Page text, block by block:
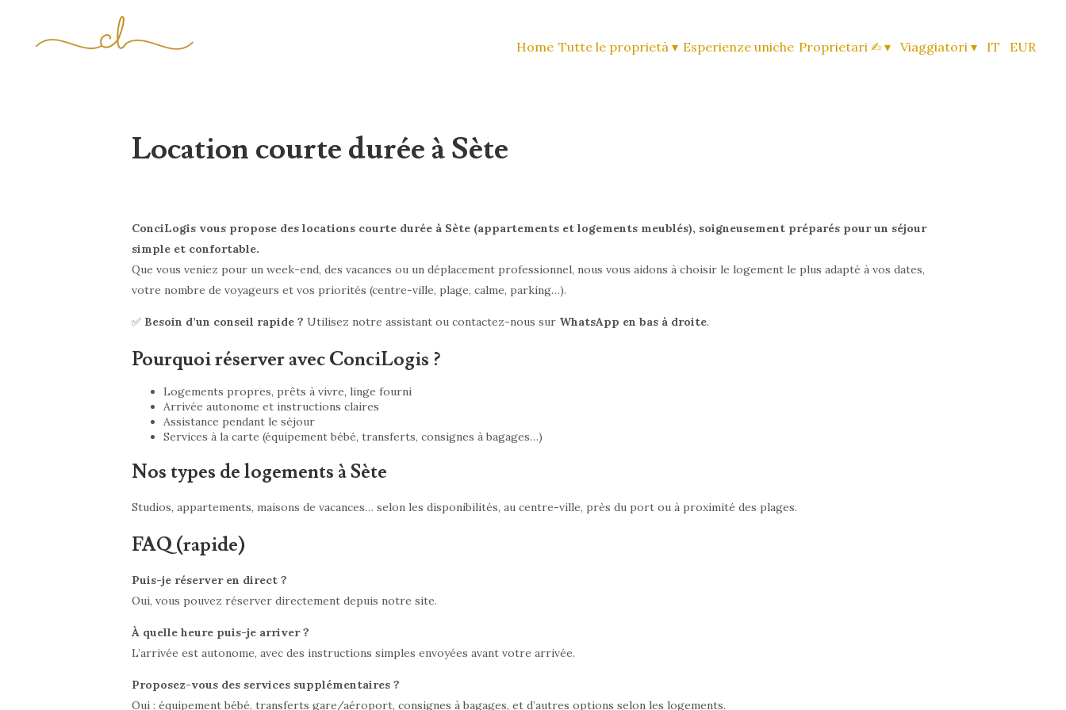
Home Tutte le proprietà ▾ Esperienze uniche Proprietari ✍︎ ▾ Viaggiatori ▾ IT EUR
Location courte durée à Sète
ConciLogis vous propose des locations courte durée à Sète (appartements et logements meublés), soigneusement préparés pour un séjour
simple et confortable.
Que vous veniez pour un week-end, des vacances ou un déplacement professionnel, nous vous aidons à choisir le logement le plus adapté à vos dates,
votre nombre de voyageurs et vos priorités (centre-ville, plage, calme, parking…).
✅ Besoin d’un conseil rapide ? Utilisez notre assistant ou contactez-nous sur WhatsApp en bas à droite.
Pourquoi réserver avec ConciLogis ?
Logements propres, prêts à vivre, linge fourni
Arrivée autonome et instructions claires
Assistance pendant le séjour
Services à la carte (équipement bébé, transferts, consignes à bagages…)
Nos types de logements à Sète
Studios, appartements, maisons de vacances… selon les disponibilités, au centre-ville, près du port ou à proximité des plages.
FAQ (rapide)
Puis-je réserver en direct ?
Oui, vous pouvez réserver directement depuis notre site.
À quelle heure puis-je arriver ?
L’arrivée est autonome, avec des instructions simples envoyées avant votre arrivée.
Proposez-vous des services supplémentaires ?
Oui : équipement bébé, transferts gare/aéroport, consignes à bagages, et d’autres options selon les logements.